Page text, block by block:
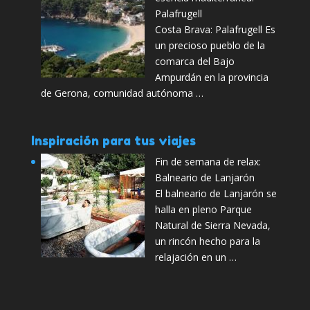
Palafrugell
Costa Brava: Palafrugell Es
un precioso pueblo de la
comarca del Bajo
Ampurdán en la provincia
de Gerona, comunidad autónoma …
Inspiración para tus viajes
Fin de semana de relax:
Balneario de Lanjarón
El balneario de Lanjarón se
halla en pleno Parque
Natural de Sierra Nevada,
un rincón hecho para la
relajación en un …